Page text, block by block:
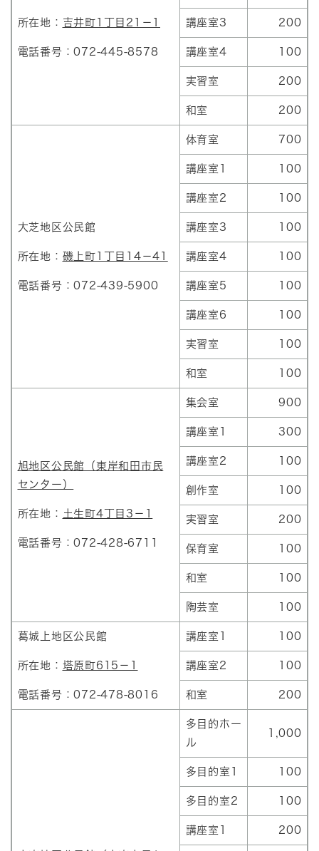
所在地： 吉井町1丁目21－1
電話番号：072-445-8578
講座室3 200
講座室4 100
実習室 200
和室 200
大芝地区公民館
所在地： 磯上町1丁目14－41
電話番号：072-439-5900
体育室 700
講座室1 100
講座室2 100
講座室3 100
講座室4 100
講座室5 100
講座室6 100
実習室 100
和室 100
旭地区公民館（東岸和田市民
センター）
所在地： 土生町4丁目3－1
電話番号：072-428-6711
集会室 900
講座室1 300
講座室2 100
創作室 100
実習室 200
保育室 100
和室 100
陶芸室 100
葛城上地区公民館
所在地： 塔原町615－1
電話番号：072-478-8016
講座室1 100
講座室2 100
和室 200
多目的ホー
ル
1,000
多目的室1 100
多目的室2 100
講座室1 200